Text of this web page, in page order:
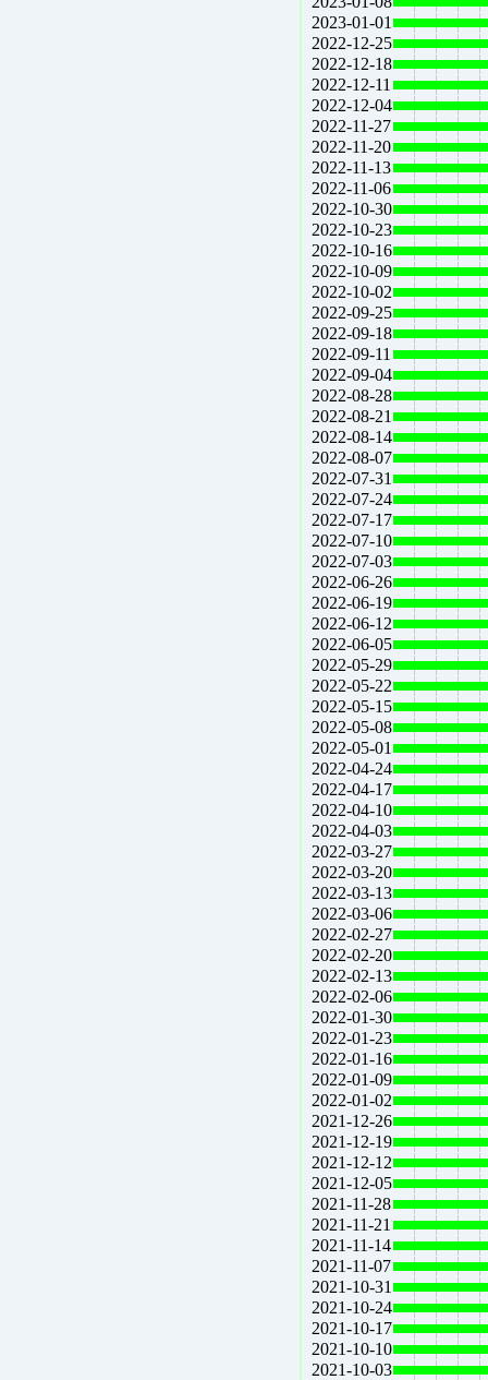
2023-01-01
2022-12-25
2022-12-18
2022-12-11
2022-12-04
2022-11-27
2022-11-20
2022-11-13
2022-11-06
2022-10-30
2022-10-23
2022-10-16
2022-10-09
2022-10-02
2022-09-25
2022-09-18
2022-09-11
2022-09-04
2022-08-28
2022-08-21
2022-08-14
2022-08-07
2022-07-31
2022-07-24
2022-07-17
2022-07-10
2022-07-03
2022-06-26
2022-06-19
2022-06-12
2022-06-05
2022-05-29
2022-05-22
2022-05-15
2022-05-08
2022-05-01
2022-04-24
2022-04-17
2022-04-10
2022-04-03
2022-03-27
2022-03-20
2022-03-13
2022-03-06
2022-02-27
2022-02-20
2022-02-13
2022-02-06
2022-01-30
2022-01-23
2022-01-16
2022-01-09
2022-01-02
2021-12-26
2021-12-19
2021-12-12
2021-12-05
2021-11-28
2021-11-21
2021-11-14
2021-11-07
2021-10-31
2021-10-24
2021-10-17
2021-10-10
2021-10-03